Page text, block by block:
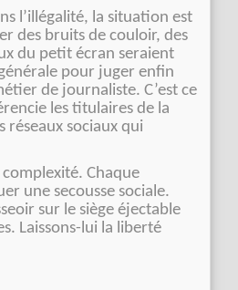
l’illégalité, la situation est
des bruits de couloir, des
du petit écran seraient
pour juger enfin
de journaliste. C’est ce
les titulaires de la
réseaux sociaux qui
Chaque
une secousse sociale.
sur le siège éjectable
Laissons-lui la liberté